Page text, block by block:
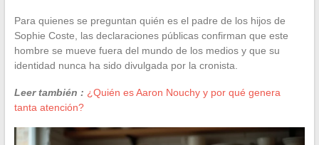
Para quienes se preguntan quién es el padre de los hijos de
Sophie Coste, las declaraciones públicas confirman que este
hombre se mueve fuera del mundo de los medios y que su
identidad nunca ha sido divulgada por la cronista.
Leer también : ¿Quién es Aaron Nouchy y por qué genera
tanta atención?